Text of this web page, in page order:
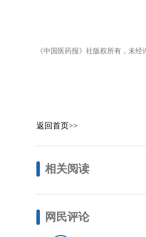
《中国医药报》社版权所有，未经
返回首页>>
相关阅读
网民评论